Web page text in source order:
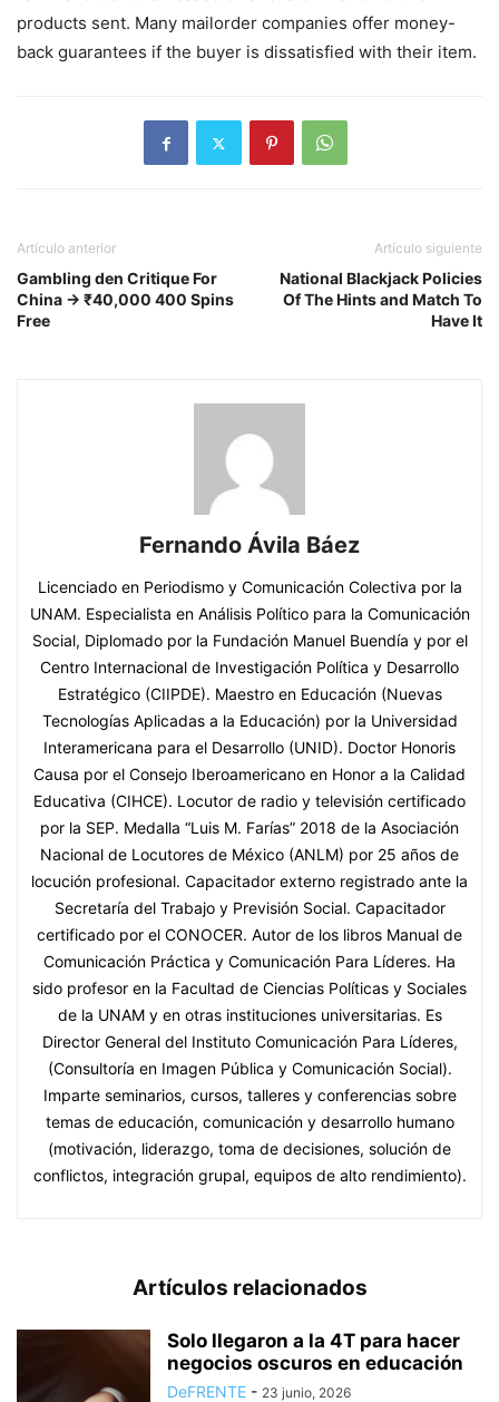
products sent. Many mailorder companies offer money-
back guarantees if the buyer is dissatisfied with their item.
Artículo anterior
Gambling den Critique For
China → ₹40,000 400 Spins
Free
Artículo siguiente
National Blackjack Policies
Of The Hints and Match To
Have It
Fernando Ávila Báez
Licenciado en Periodismo y Comunicación Colectiva por la
UNAM. Especialista en Análisis Político para la Comunicación
Social, Diplomado por la Fundación Manuel Buendía y por el
Centro Internacional de Investigación Política y Desarrollo
Estratégico (CIIPDE). Maestro en Educación (Nuevas
Tecnologías Aplicadas a la Educación) por la Universidad
Interamericana para el Desarrollo (UNID). Doctor Honoris
Causa por el Consejo Iberoamericano en Honor a la Calidad
Educativa (CIHCE). Locutor de radio y televisión certificado
por la SEP. Medalla “Luis M. Farías” 2018 de la Asociación
Nacional de Locutores de México (ANLM) por 25 años de
locución profesional. Capacitador externo registrado ante la
Secretaría del Trabajo y Previsión Social. Capacitador
certificado por el CONOCER. Autor de los libros Manual de
Comunicación Práctica y Comunicación Para Líderes. Ha
sido profesor en la Facultad de Ciencias Políticas y Sociales
de la UNAM y en otras instituciones universitarias. Es
Director General del Instituto Comunicación Para Líderes,
(Consultoría en Imagen Pública y Comunicación Social).
Imparte seminarios, cursos, talleres y conferencias sobre
temas de educación, comunicación y desarrollo humano
(motivación, liderazgo, toma de decisiones, solución de
conflictos, integración grupal, equipos de alto rendimiento).
Artículos relacionados
Solo llegaron a la 4T para hacer
negocios oscuros en educación
DeFRENTE - 23 junio, 2026